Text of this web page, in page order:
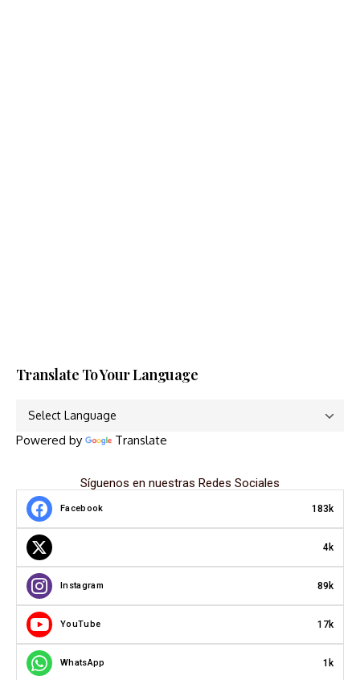
Translate To Your Language
Powered by Translate
Síguenos en nuestras Redes Sociales
Facebook 183k
4k
Instagram 89k
YouTube 17k
WhatsApp 1k